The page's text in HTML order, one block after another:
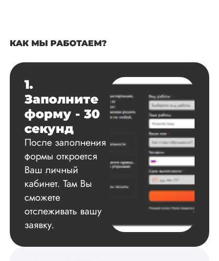
2025-03-15
спасибо за
сам подобрал
литературу,
оформил и провел
подробное
экспериментов,
которые сам же и
провел. Спасибо
содействие, буду и
дальше заказывать
работы здесь.
КАК МЫ РАБОТАЕМ?
1.
Заполните
форму - 30
секунд
После заполнения
формы откроется
Ваш личный
кабинет. Там Вы
сможете
отслеживать вашу
заявку.